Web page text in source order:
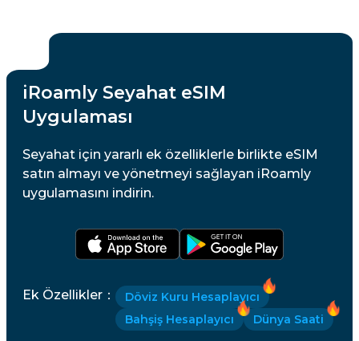
iRoamly Seyahat eSIM
Uygulaması
Seyahat için yararlı ek özelliklerle birlikte eSIM
satın almayı ve yönetmeyi sağlayan iRoamly
uygulamasını indirin.
Ek Özellikler ：
Döviz Kuru Hesaplayıcı
Bahşiş Hesaplayıcı
Dünya Saati